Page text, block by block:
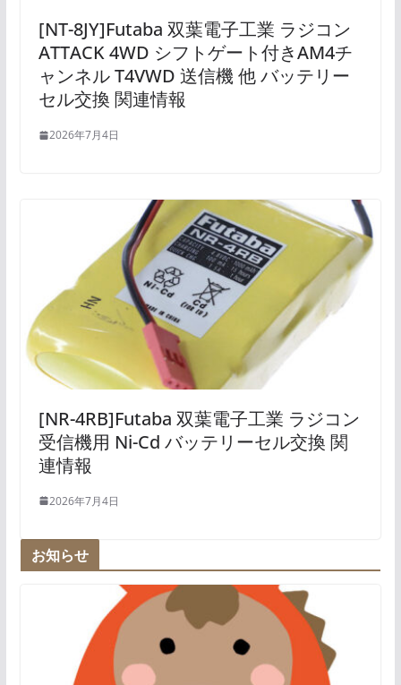
[NT-8JY]Futaba 双葉電子工業 ラジコン
ATTACK 4WD シフトゲート付きAM4チ
ャンネル T4VWD 送信機 他 バッテリー
セル交換 関連情報
2026年7月4日
[NR-4RB]Futaba 双葉電子工業 ラジコン
受信機用 Ni-Cd バッテリーセル交換 関
連情報
2026年7月4日
お知らせ